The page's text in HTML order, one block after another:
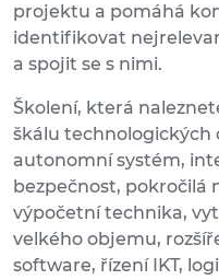
projektu a pomáhá
identifikovat
a spojit se s nimi.
Školení, která
škálu technologických
autonomní systém,
bezpečnost, pokročilá
výpočetní technika,
velkého objemu,
software, řízení IKT,